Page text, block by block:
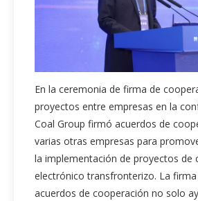
En la ceremonia de firma de
proyectos entre empresas en la
Coal Group firmó acuerdos de
varias otras empresas para
la implementación de proyectos de
electrónico transfronterizo. La
acuerdos de cooperación no solo